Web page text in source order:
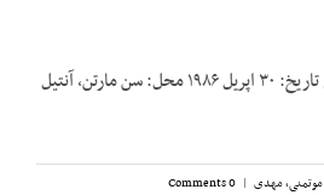
روایت‌کننده: مهدی موتمنی تاریخ: ۳۰ اپریل ۱۹۸۶ محل: سن مارتن، آنتیل
موتمنی، مهدی |
0 Comments